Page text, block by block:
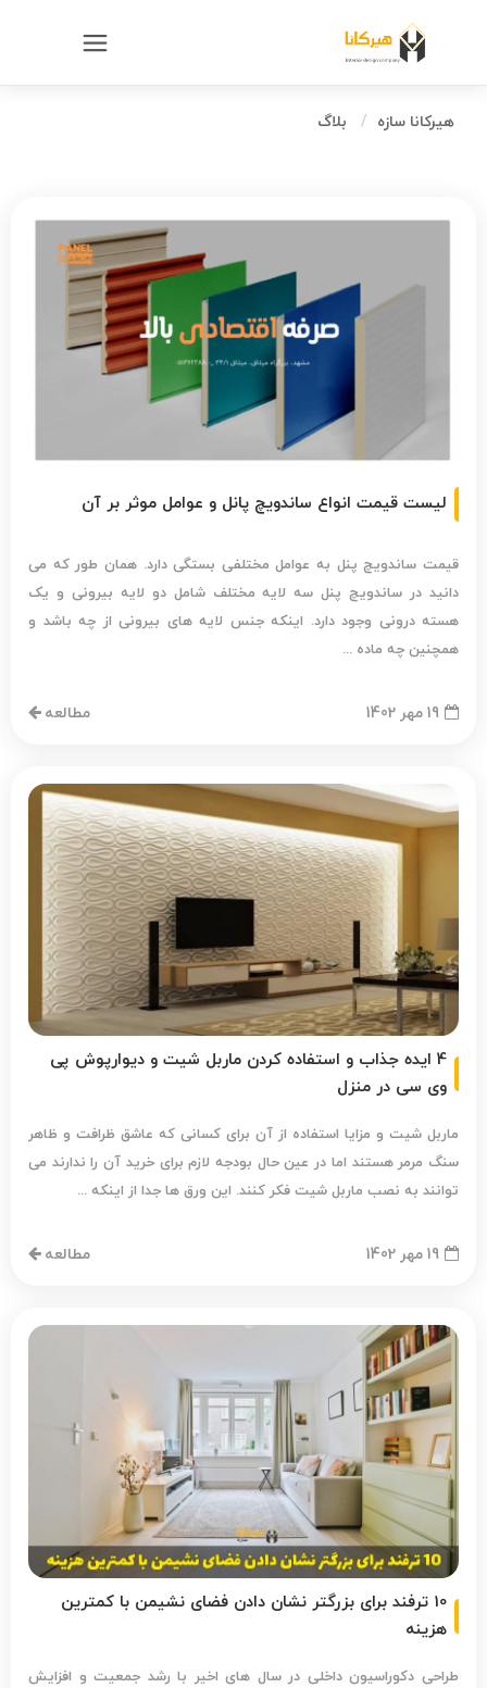
هیرکانا سازه بلاگ
لیست قیمت انواع ساندویچ پانل و عوامل موثر بر آن
قیمت ساندویچ پنل به عوامل مختلفی بستگی دارد. همان طور که می
دانید در ساندویچ پنل سه لایه مختلف شامل دو لایه بیرونی و یک
هسته درونی وجود دارد. اینکه جنس لایه های بیرونی از چه باشد و
همچنین چه ماده ...
19 مهر 1402 مطالعه
4 ایده جذاب و استفاده کردن ماربل شیت و دیوارپوش پی
وی سی در منزل
ماربل شیت و مزایا استفاده از آن برای کسانی که عاشق ظرافت و ظاهر
سنگ مرمر هستند اما در عین حال بودجه لازم برای خرید آن را ندارند می
توانند به نصب ماربل شیت فکر کنند. این ورق ها جدا از اینکه ...
19 مهر 1402 مطالعه
10 ترفند برای بزرگتر نشان دادن فضای نشیمن با کمترین
هزینه
طراحی دکوراسیون داخلی در سال های اخیر با رشد جمعیت و افزایش